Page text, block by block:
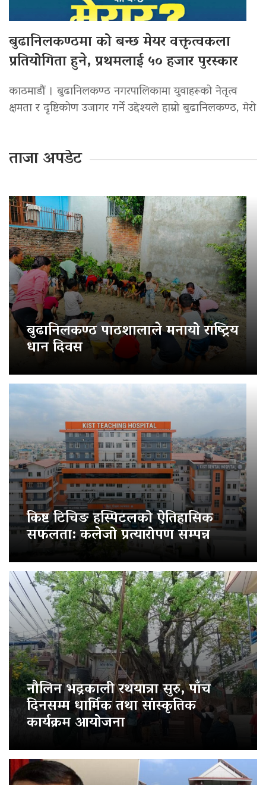
बुढानिलकण्ठमा को बन्छ मेयर वक्तृत्वकला
प्रतियोगिता हुने, प्रथमलाई ५० हजार पुरस्कार
काठमाडौं । बुढानिलकण्ठ नगरपालिकामा युवाहरूको नेतृत्व
क्षमता र दृष्टिकोण उजागर गर्ने उद्देश्यले हाम्रो बुढानिलकण्ठ, मेरो
ताजा अपडेट
बुढानिलकण्ठ पाठशालाले मनायो राष्ट्रिय
धान दिवस
किष्ट टिचिङ हस्पिटलको ऐतिहासिक
सफलता: कलेजो प्रत्यारोपण सम्पन्न
नौलिन भद्रकाली रथयात्रा सुरु, पाँच
दिनसम्म धार्मिक तथा सांस्कृतिक
कार्यक्रम आयोजना